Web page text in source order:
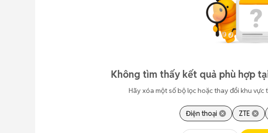
Không tìm thấy kết quả phù hợp
Hãy xóa một số bộ lọc hoặc thay đổi khu vực
Điện thoại ZTE